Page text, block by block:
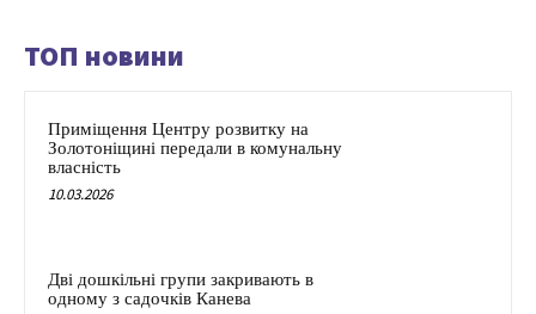
ТОП новини
Приміщення Центру розвитку на
Золотоніщині передали в комунальну
власність
10.03.2026
Дві дошкільні групи закривають в
одному з садочків Канева